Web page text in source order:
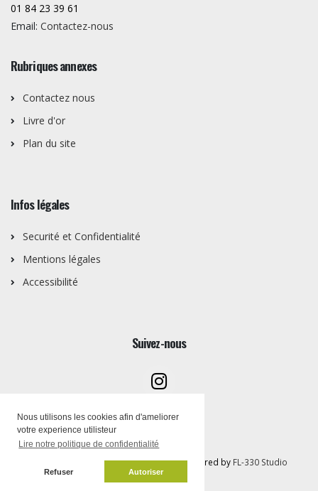
Nous utilisons les cookies afin d'ameliorer
votre experience utilisteur
Lire notre politique de confidentialité
Refuser Autoriser
01 84 23 39 61
Email: Contactez-nous
Rubriques annexes
Contactez nous
Livre d'or
Plan du site
Infos légales
Securité et Confidentialité
Mentions légales
Accessibilité
Suivez-nous
Copyright © Artothèque PEMB 2026 | Powered by FL-330 Studio